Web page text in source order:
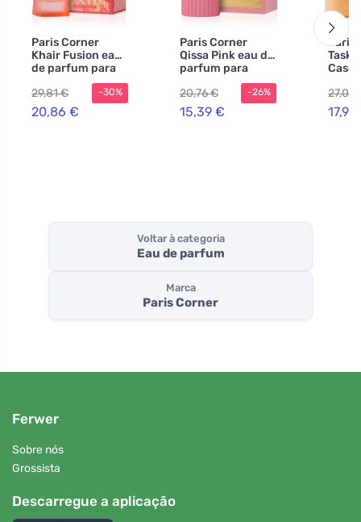
Paris Corner
Khair Fusion eau
de parfum para
mulheres 100 ml
29,81 €
20,86 €
-30%
Paris Corner
Qissa Pink eau de
parfum para
mulheres 100 ml
20,76 €
15,39 €
-26%
Paris
27,06
Voltar à categoria
Eau de parfum
Marca
Paris Corner
Ferwer
Sobre nós
Grossista
Descarregue a aplicação